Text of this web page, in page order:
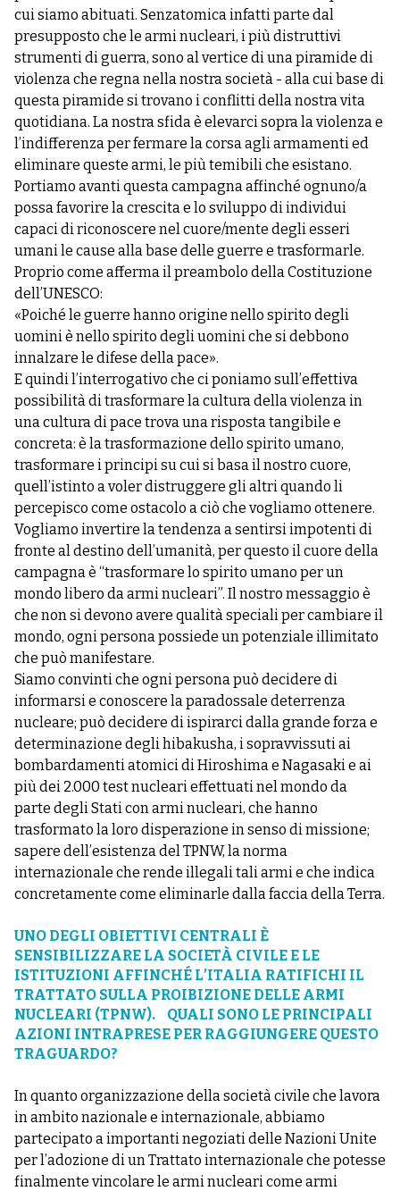
cui siamo abituati. Senzatomica infatti parte dal
presupposto che le armi nucleari, i più distruttivi
strumenti di guerra, sono al vertice di una piramide di
violenza che regna nella nostra società - alla cui base di
questa piramide si trovano i conflitti della nostra vita
quotidiana. La nostra sfida è elevarci sopra la violenza e
l’indifferenza per fermare la corsa agli armamenti ed
eliminare queste armi, le più temibili che esistano.
Portiamo avanti questa campagna affinché ognuno/a
possa favorire la crescita e lo sviluppo di individui
capaci di riconoscere nel cuore/mente degli esseri
umani le cause alla base delle guerre e trasformarle.
Proprio come afferma il preambolo della Costituzione
dell’UNESCO:
«Poiché le guerre hanno origine nello spirito degli
uomini è nello spirito degli uomini che si debbono
innalzare le difese della pace».
E quindi l’interrogativo che ci poniamo sull’effettiva
possibilità di trasformare la cultura della violenza in
una cultura di pace trova una risposta tangibile e
concreta: è la trasformazione dello spirito umano,
trasformare i principi su cui si basa il nostro cuore,
quell’istinto a voler distruggere gli altri quando li
percepisco come ostacolo a ciò che vogliamo ottenere.
Vogliamo invertire la tendenza a sentirsi impotenti di
fronte al destino dell’umanità, per questo il cuore della
campagna è “trasformare lo spirito umano per un
mondo libero da armi nucleari”. Il nostro messaggio è
che non si devono avere qualità speciali per cambiare il
mondo, ogni persona possiede un potenziale illimitato
che può manifestare.
Siamo convinti che ogni persona può decidere di
informarsi e conoscere la paradossale deterrenza
nucleare; può decidere di ispirarci dalla grande forza e
determinazione degli hibakusha, i sopravvissuti ai
bombardamenti atomici di Hiroshima e Nagasaki e ai
più dei 2.000 test nucleari effettuati nel mondo da
parte degli Stati con armi nucleari, che hanno
trasformato la loro disperazione in senso di missione;
sapere dell’esistenza del TPNW, la norma
internazionale che rende illegali tali armi e che indica
concretamente come eliminarle dalla faccia della Terra.
UNO DEGLI OBIETTIVI CENTRALI È
SENSIBILIZZARE LA SOCIETÀ CIVILE E LE
ISTITUZIONI AFFINCHÉ L’ITALIA RATIFICHI IL
TRATTATO SULLA PROIBIZIONE DELLE ARMI
NUCLEARI (TPNW). QUALI SONO LE PRINCIPALI
AZIONI INTRAPRESE PER RAGGIUNGERE QUESTO
TRAGUARDO?
In quanto organizzazione della società civile che lavora
in ambito nazionale e internazionale, abbiamo
partecipato a importanti negoziati delle Nazioni Unite
per l’adozione di un Trattato internazionale che potesse
finalmente vincolare le armi nucleari come armi